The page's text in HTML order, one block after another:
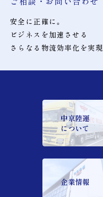
安全に正確に。
ビジネスを加速させる
さらなる物流効率化を実現
中京陸運
について
企業情報